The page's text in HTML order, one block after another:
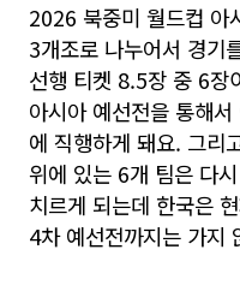
2026 북중미 월드컵 아
3개조로 나누어서 경기
선행 티켓 8.5장 중 6장
아시아 예선전을 통해
에 직행하게 돼요. 그리
위에 있는 6개 팀은 다
치르게 되는데 한국은
4차 예선전까지는 가지